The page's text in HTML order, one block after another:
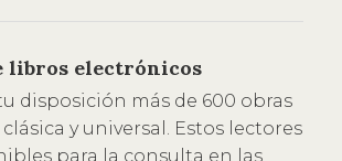
libros electrónicos
disposición más de 600 obras
y universal. Estos lectores
para la consulta en las